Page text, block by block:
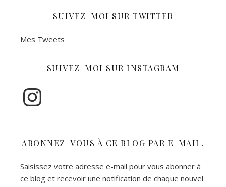
SUIVEZ-MOI SUR TWITTER
Mes Tweets
SUIVEZ-MOI SUR INSTAGRAM
Instagram
ABONNEZ-VOUS À CE BLOG PAR E-MAIL.
Saisissez votre adresse e-mail pour vous abonner à
ce blog et recevoir une notification de chaque nouvel